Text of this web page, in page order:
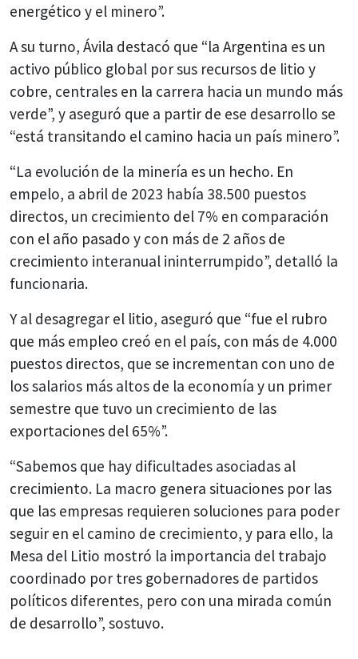
energético y el minero”.
A su turno, Ávila destacó que “la Argentina es un
activo público global por sus recursos de litio y
cobre, centrales en la carrera hacia un mundo más
verde”, y aseguró que a partir de ese desarrollo se
“está transitando el camino hacia un país minero”.
“La evolución de la minería es un hecho. En
empelo, a abril de 2023 había 38.500 puestos
directos, un crecimiento del 7% en comparación
con el año pasado y con más de 2 años de
crecimiento interanual ininterrumpido”, detalló la
funcionaria.
Y al desagregar el litio, aseguró que “fue el rubro
que más empleo creó en el país, con más de 4.000
puestos directos, que se incrementan con uno de
los salarios más altos de la economía y un primer
semestre que tuvo un crecimiento de las
exportaciones del 65%”.
“Sabemos que hay dificultades asociadas al
crecimiento. La macro genera situaciones por las
que las empresas requieren soluciones para poder
seguir en el camino de crecimiento, y para ello, la
Mesa del Litio mostró la importancia del trabajo
coordinado por tres gobernadores de partidos
políticos diferentes, pero con una mirada común
de desarrollo”, sostuvo.